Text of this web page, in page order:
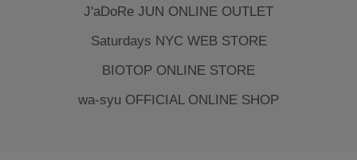
J'aDoRe JUN ONLINE OUTLET
Saturdays NYC WEB STORE
BIOTOP ONLINE STORE
wa-syu OFFICIAL ONLINE SHOP